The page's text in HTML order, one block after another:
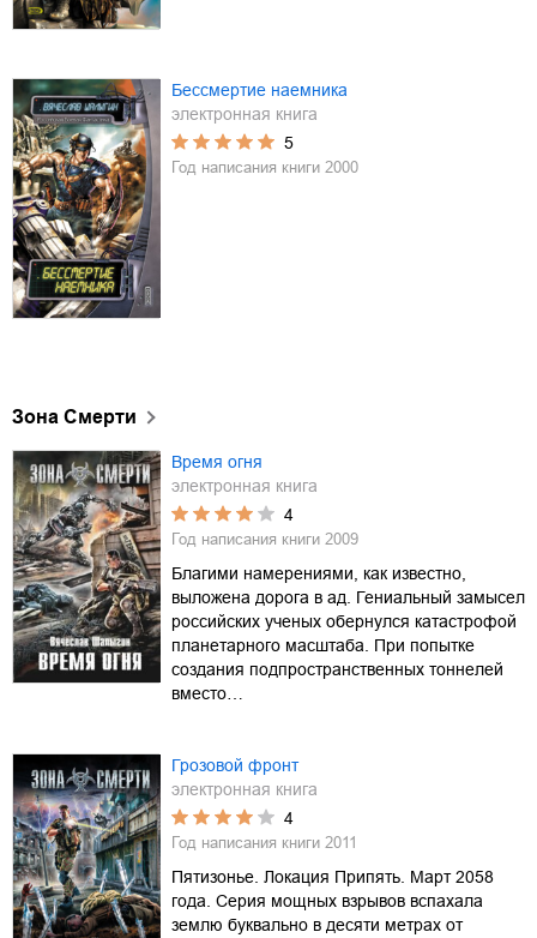
Бессмертие наемника
электронная книга
5
Год написания книги 2000
Зона Смерти
Время огня
электронная книга
4
Год написания книги 2009
Благими намерениями, как известно,
выложена дорога в ад. Гениальный замысел
российских ученых обернулся катастрофой
планетарного масштаба. При попытке
создания подпространственных тоннелей
вместо…
Грозовой фронт
электронная книга
4
Год написания книги 2011
Пятизонье. Локация Припять. Март 2058
года. Серия мощных взрывов вспахала
землю буквально в десяти метрах от